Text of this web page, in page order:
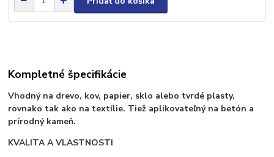
Kompletné špecifikácie
Vhodný na drevo, kov, papier, sklo alebo tvrdé plasty,
rovnako tak ako na textílie. Tiež aplikovateľný na betón a
prírodný kameň.
KVALITA A VLASTNOSTI